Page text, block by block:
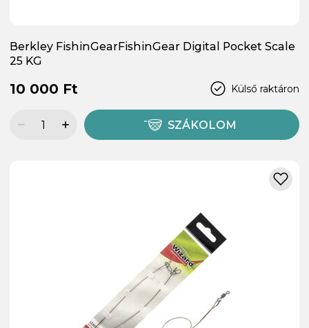
Berkley FishinGearFishinGear Digital Pocket Scale
25 KG
Külső raktáron
10 000 Ft
SZÁKOLOM